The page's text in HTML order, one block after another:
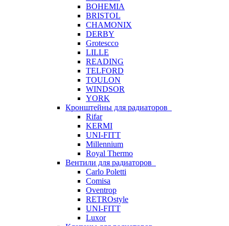
BOHEMIA
BRISTOL
CHAMONIX
DERBY
Grotescco
LILLE
READING
TELFORD
TOULON
WINDSOR
YORK
Кронштейны для радиаторов
Rifar
KERMI
UNI-FITT
Millennium
Royal Thermo
Вентили для радиаторов
Carlo Poletti
Comisa
Oventrop
RETROstyle
UNI-FITT
Luxor